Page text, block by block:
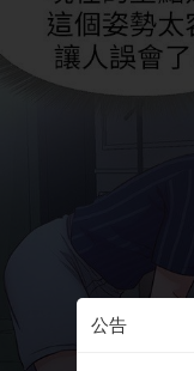
公告